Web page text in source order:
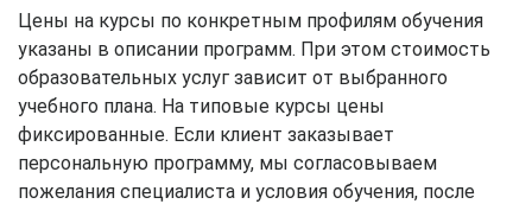
Цены на курсы по конкретным профилям обучения
указаны в описании программ. При этом стоимость
образовательных услуг зависит от выбранного
учебного плана. На типовые курсы цены
фиксированные. Если клиент заказывает
персональную программу, мы согласовываем
пожелания специалиста и условия обучения, после